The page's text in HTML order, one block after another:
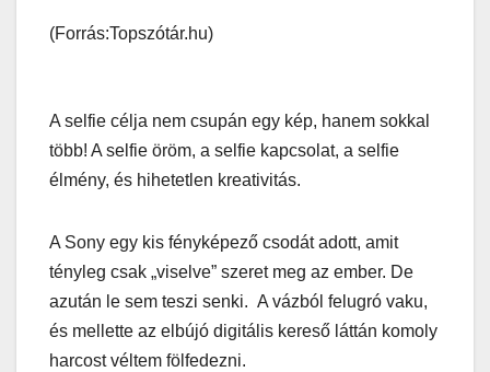
(Forrás:Topszótár.hu)
A selfie célja nem csupán egy kép, hanem sokkal
több! A selfie öröm, a selfie kapcsolat, a selfie
élmény, és hihetetlen kreativitás.
A Sony egy kis fényképező csodát adott, amit
tényleg csak „viselve” szeret meg az ember. De
azután le sem teszi senki. A vázból felugró vaku,
és mellette az elbújó digitális kereső láttán komoly
harcost véltem fölfedezni.